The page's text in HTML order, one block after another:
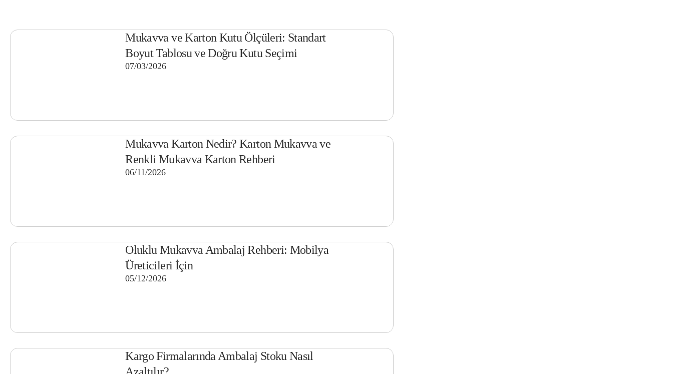
Mukavva ve Karton Kutu Ölçüleri: Standart
Boyut Tablosu ve Doğru Kutu Seçimi
07/03/2026
Mukavva Karton Nedir? Karton Mukavva ve
Renkli Mukavva Karton Rehberi
06/11/2026
Oluklu Mukavva Ambalaj Rehberi: Mobilya
Üreticileri İçin
05/12/2026
Kargo Firmalarında Ambalaj Stoku Nasıl